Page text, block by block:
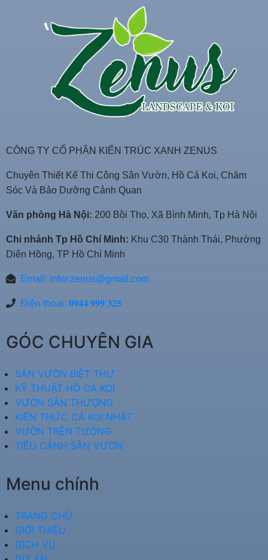
CÔNG TY CỔ PHẦN KIẾN TRÚC XANH ZENUS
Chuyên Thiết Kế Thi Công Sân Vườn, Hồ Cá Koi, Chăm
Sóc Và Bảo Dưỡng Cảnh Quan
Văn phòng Hà Nội: 200 Bồi Thọ, Xã Bình Minh, Tp Hà Nội
Chi nhánh Tp Hồ Chí Minh: Khu C30 Thành Thái, Phường
Diên Hồng, TP Hồ Chí Minh
Email: infor.zenus@gmail.com
Điện thoại: 𝟎𝟗𝟒𝟒 𝟗𝟗𝟗 𝟑𝟐𝟓
GÓC CHUYÊN GIA
SÂN VƯỜN BIỆT THỰ
KỸ THUẬT HỒ CÁ KOI
VƯỜN SÂN THƯỢNG
KIẾN THỨC CÁ KOI NHẬT
VƯỜN TRÊN TƯỜNG
TIỂU CẢNH SÂN VƯỜN
Menu chính
TRANG CHỦ
GIỚI THIỆU
DỊCH VỤ